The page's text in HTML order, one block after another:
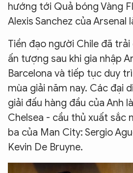
hướng tới Quả bóng Vàng
Alexis Sanchez của Arsenal
Tiền đạo người Chile đã
ấn tượng sau khi gia nhập
Barcelona và tiếp tục duy
mùa giải năm nay. Các đại
giải đấu hàng đầu của Anh
Chelsea - cầu thủ xuất sắc
ba của Man City: Sergio
Kevin De Bruyne.